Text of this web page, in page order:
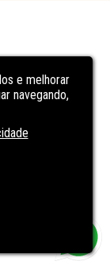
e melhorar
navegando,